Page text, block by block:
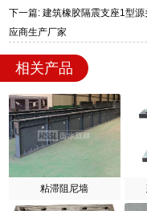
下一篇: 建筑橡胶隔震支座1型
应商生产厂家
相关产品
粘滞阻尼墙